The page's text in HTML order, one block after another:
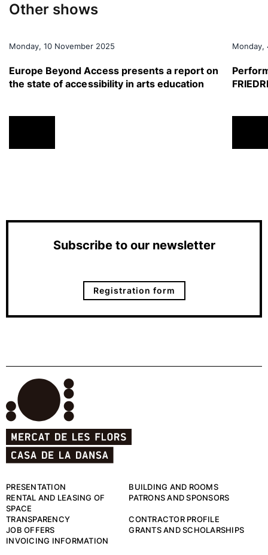
Other shows
Monday, 10 November 2025
Europe Beyond Access presents a report on
the state of accessibility in arts education
Monday,
Subscribe to our newsletter
Registration form
PRESENTATION
BUILDING AND ROOMS
RENTAL AND LEASING OF
SPACE
PATRONS AND SPONSORS
TRANSPARENCY
CONTRACTOR PROFILE
JOB OFFERS
GRANTS AND SCHOLARSHIPS
INVOICING INFORMATION